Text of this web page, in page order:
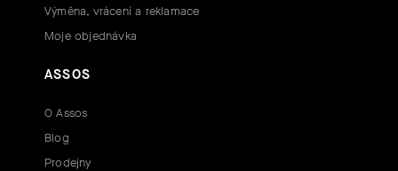
Výměna, vrácení a reklamace
Moje objednávka
ASSOS
O Assos
Blog
Prodejny